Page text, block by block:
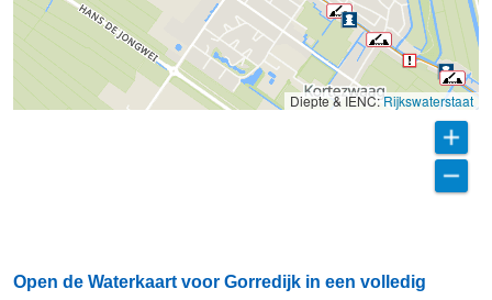
Diepte & IENC:Rijkswaterstaat
Open de Waterkaart voor Gorredijk in een volledig